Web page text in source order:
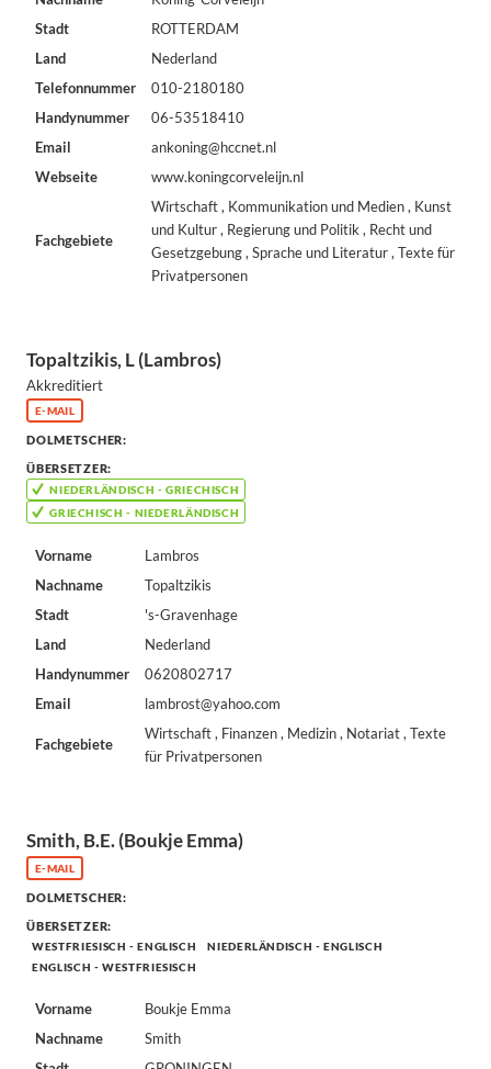
Stadt
ROTTERDAM
Land
Nederland
Telefonnummer
010-2180180
Handynummer
06-53518410
Email
ankoning@hccnet.nl
Webseite
www.koningcorveleijn.nl
Fachgebiete
Wirtschaft , Kommunikation und Medien , Kunst
und Kultur , Regierung und Politik , Recht und
Gesetzgebung , Sprache und Literatur , Texte für
Privatpersonen
Topaltzikis, L (Lambros)
Akkreditiert
E-MAIL
DOLMETSCHER:
ÜBERSETZER:
NIEDERLÄNDISCH - GRIECHISCH
GRIECHISCH - NIEDERLÄNDISCH
Vorname
Lambros
Nachname
Topaltzikis
Stadt
's-Gravenhage
Land
Nederland
Handynummer
0620802717
Email
lambrost@yahoo.com
Fachgebiete
Wirtschaft , Finanzen , Medizin , Notariat , Texte
für Privatpersonen
Smith, B.E. (Boukje Emma)
E-MAIL
DOLMETSCHER:
ÜBERSETZER:
WESTFRIESISCH - ENGLISCH
NIEDERLÄNDISCH - ENGLISCH
ENGLISCH - WESTFRIESISCH
Vorname
Boukje Emma
Nachname
Smith